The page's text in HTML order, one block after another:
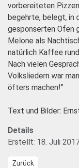
vorbereiteten
begehrte, belegt, in
gesponserten Ofen
Melone als
natürlich Kaffee
Nach vielen
Volksliedern war
öfters machen!“
Text und Bilder:
Details
Erstellt: 18. Juli
Vorheriger Beitrag:
Zurück